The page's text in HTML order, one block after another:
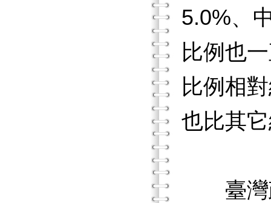
5.0%、
比例也
比例相
也比其
臺灣政